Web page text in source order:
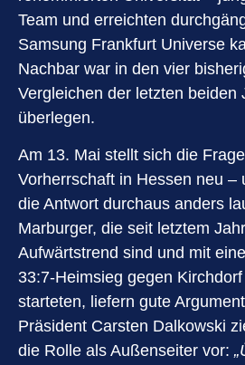
Team und erreichten
Samsung Frankfurt Universe
Nachbar war in den vier
Vergleichen der letzten beiden
überlegen.
Am 13. Mai stellt sich die
Vorherrschaft in Hessen neu –
die Antwort durchaus anders
Marburger, die seit letztem
Aufwärtstrend sind und mit
33:7-Heimsieg gegen
starteten, liefern gute
Präsident Carsten Dalkowski
die Rolle als Außenseiter vor: